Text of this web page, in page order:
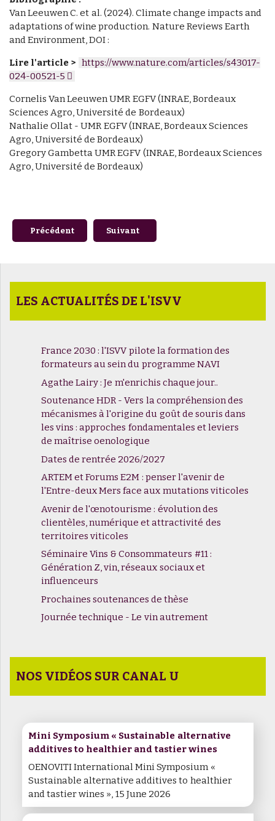
Van Leeuwen C. et al. (2024). Climate change impacts and
adaptations of wine production. Nature Reviews Earth
and Environment, DOI :
Lire l'article > https://www.nature.com/articles/s43017-
024-00521-5
Cornelis Van Leeuwen UMR EGFV (INRAE, Bordeaux
Sciences Agro, Université de Bordeaux)
Nathalie Ollat - UMR EGFV (INRAE, Bordeaux Sciences
Agro, Université de Bordeaux)
Gregory Gambetta UMR EGFV (INRAE, Bordeaux Sciences
Agro, Université de Bordeaux)
Article précédent : #07 - Les Vendanges du Savoir - La
Précédent Article suivant : OENO Macrowine
Suivant
LES ACTUALITÉS DE L'ISVV
France 2030 : l'ISVV pilote la formation des
formateurs au sein du programme NAVI
Agathe Lairy : Je m'enrichis chaque jour..
Soutenance HDR - Vers la compréhension des
mécanismes à l'origine du goût de souris dans
les vins : approches fondamentales et leviers
de maîtrise oenologique
Dates de rentrée 2026/2027
ARTEM et Forums E2M : penser l'avenir de
l'Entre-deux Mers face aux mutations viticoles
Avenir de l'œnotourisme : évolution des
clientèles, numérique et attractivité des
territoires viticoles
Séminaire Vins & Consommateurs #11 :
Génération Z, vin, réseaux sociaux et
influenceurs
Prochaines soutenances de thèse
Journée technique - Le vin autrement
NOS VIDÉOS SUR CANAL U
Mini Symposium « Sustainable alternative
additives to healthier and tastier wines
OENOVITI International Mini Symposium «
Sustainable alternative additives to healthier
and tastier wines », 15 June 2026